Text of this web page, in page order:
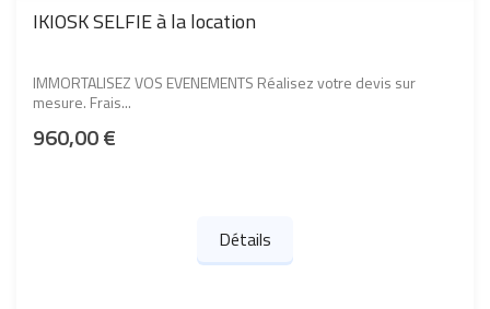
IKIOSK SELFIE à la location
IMMORTALISEZ VOS EVENEMENTS Réalisez votre devis sur
mesure. Frais...
960,00 €
Détails